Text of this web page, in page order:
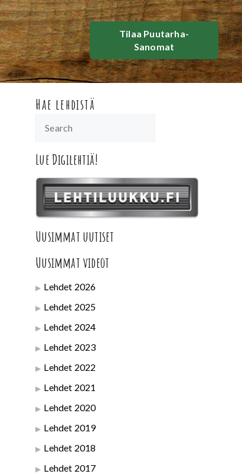
Tilaa Puutarha-
Sanomat
Hae lehdistä
Lue Digilehtiä!
Uusimmat uutiset
Uusimmat videot
Lehdet 2026
Lehdet 2025
Lehdet 2024
Lehdet 2023
Lehdet 2022
Lehdet 2021
Lehdet 2020
Lehdet 2019
Lehdet 2018
Lehdet 2017